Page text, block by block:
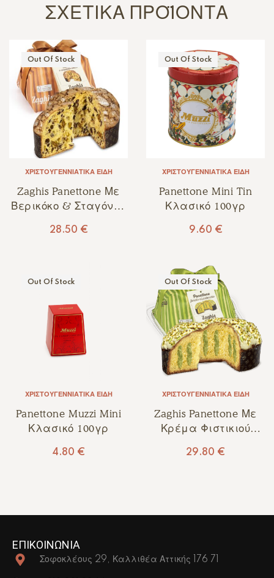
ΣΧΕΤΙΚΆ ΠΡΟΪΌΝΤΑ
Out Of Stock
ΧΡΙΣΤΟΥΓΕΝΝΙΆΤΙΚΑ ΕΊΔΗ
Zaghis Panettone Με
Βερικόκο & Σταγόνες
28.50 €
Out Of Stock
ΧΡΙΣΤΟΥΓΕΝΝΙΆΤΙΚΑ ΕΊΔΗ
Panettone Mini Tin
Κλασικό 100γρ
9.60 €
Out Of Stock
ΧΡΙΣΤΟΥΓΕΝΝΙΆΤΙΚΑ ΕΊΔΗ
Panettone Muzzi Mini
Κλασικό 100γρ
4.80 €
Out Of Stock
ΧΡΙΣΤΟΥΓΕΝΝΙΆΤΙΚΑ ΕΊΔΗ
Zaghis Panettone Με
Κρέμα Φιστικιού
29.80 €
ΕΠΙΚΟΙΝΩΝΙΑ
Σοφοκλέους 29, Καλλιθέα Αττικής 176 71